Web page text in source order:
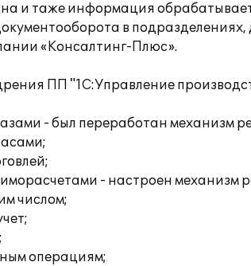
и таже информация
в
«Консалтинг-Плюс».
ПП "1С:Управление
- был переработан механизм
- настроен механизм
числом;
операциям;